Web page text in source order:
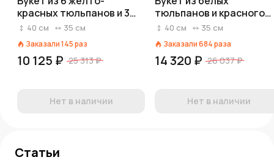
красных тюльпанов и 3
желтых лилий
40 см 35 см
Заказали145раз
10 125 ₽ 25 313 ₽
Нет в наличии
тюльпанов и красного
гиперикума «Аделия»
40 см 35 см
Заказали684раза
14 320 ₽ 26 037 ₽
Нет в наличии
Статьи